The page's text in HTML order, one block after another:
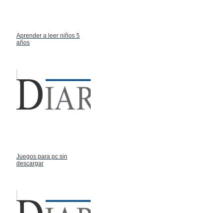
Aprender a leer niños 5
años
Juegos para pc sin
descargar